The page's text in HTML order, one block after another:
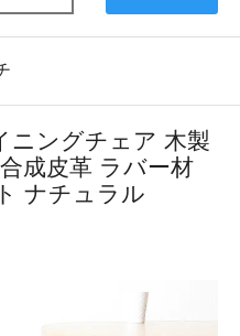
ニングチェア 木製
成皮革 ラバー材
ナチュラル